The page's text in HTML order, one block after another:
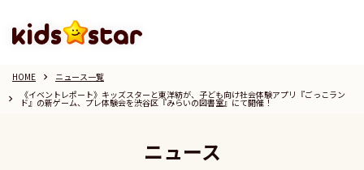
HOME keyboard_arrow_right ニュース一覧
keyboard_arrow_right 《イベントレポート》キッズスターと東洋紡が、子ども向け社会体験アプリ『ごっこラン
ド』の新ゲーム、プレ体験会を渋谷区『みらいの図書室』にて開催！
ニュース